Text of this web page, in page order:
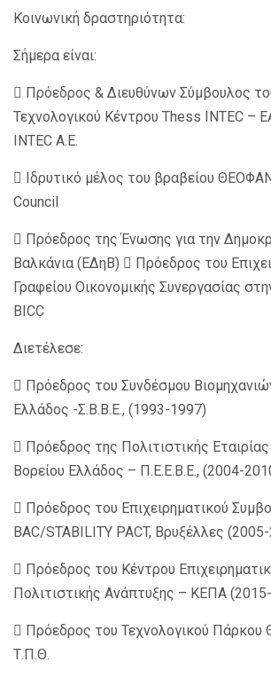
Κοινωνική δραστηριότητα:
Σήμερα είναι:
 Πρόεδρος & Διευθύνων Σύμβουλος
Τεχνολογικού Κέντρου Thess INTEC –
INTEC Α.Ε.
 Ιδρυτικό μέλος του βραβείου
Council
 Πρόεδρος της Ένωσης για την
Βαλκάνια (ΕΔηΒ)  Πρόεδρος του
Γραφείου Οικονομικής Συνεργασίας
ΒICC
Διετέλεσε:
 Πρόεδρος του Συνδέσμου
Ελλάδος -Σ.Β.Β.Ε., (1993-1997)
 Πρόεδρος της Πολιτιστικής
Βορείου Ελλάδος – Π.Ε.Ε.Β.Ε., (2004-
 Πρόεδρος του Επιχειρηματικού
BAC/STABILITY PACT, Βρυξέλλες
 Πρόεδρος του Κέντρου
Πολιτιστικής Ανάπτυξης – ΚΕΠΑ
 Πρόεδρος του Τεχνολογικού Πάρκου
Τ.Π.Θ.